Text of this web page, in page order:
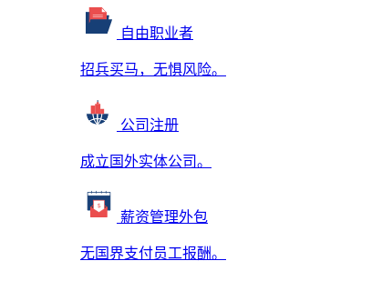
自由职业者
招兵买马，无惧风险。
公司注册
成立国外实体公司。
薪资管理外包
无国界支付员工报酬。